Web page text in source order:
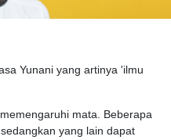
Yunani yang artinya 'ilmu
mata. Beberapa
yang lain dapat